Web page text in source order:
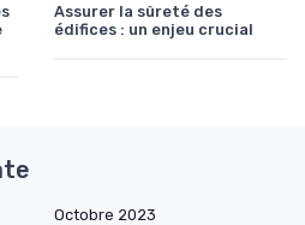
Assurer la sûreté des
édifices : un enjeu crucial
Octobre 2023